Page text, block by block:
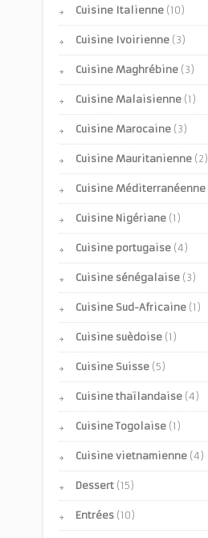
Cuisine Italienne (10)
Cuisine Ivoirienne (3)
Cuisine Maghrébine (3)
Cuisine Malaisienne (1)
Cuisine Marocaine (3)
Cuisine Mauritanienne (2)
Cuisine Méditerranéenne
Cuisine Nigériane (1)
Cuisine portugaise (4)
Cuisine sénégalaise (3)
Cuisine Sud-Africaine (1)
Cuisine suèdoise (1)
Cuisine Suisse (5)
Cuisine thaïlandaise (4)
Cuisine Togolaise (1)
Cuisine vietnamienne (4)
Dessert (15)
Entrées (10)